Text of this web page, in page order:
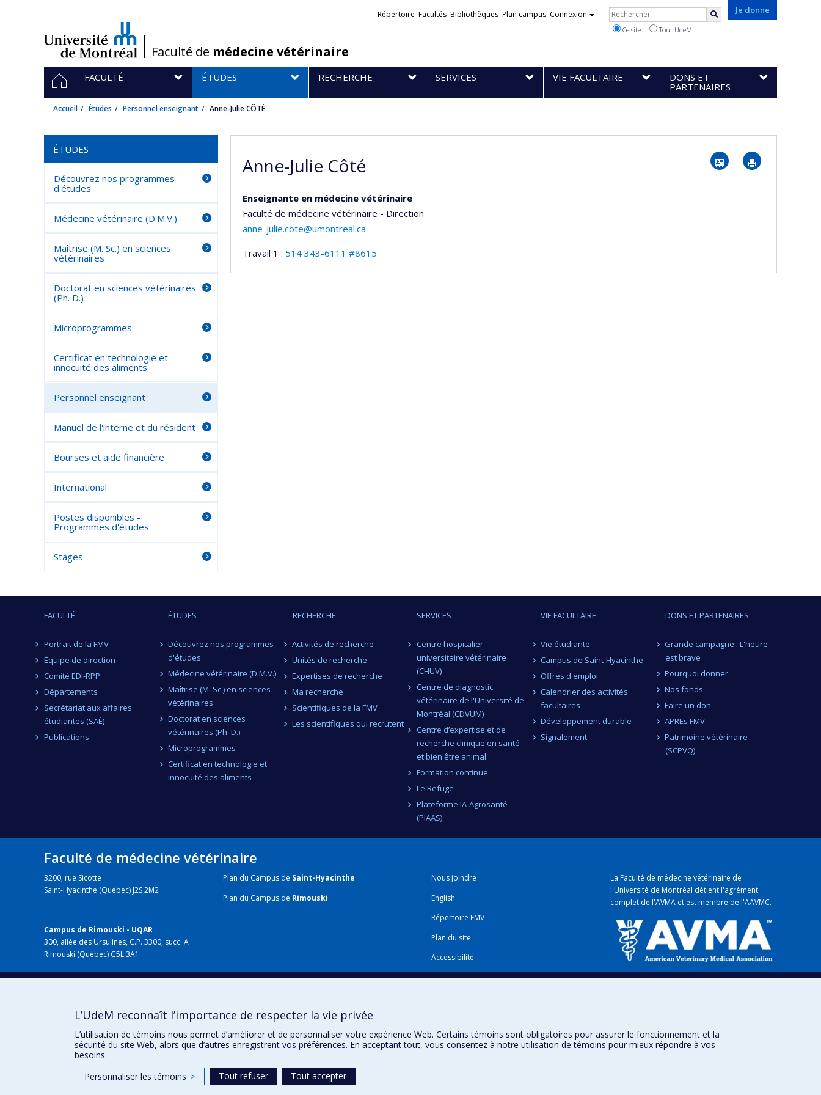
/Faculté de médecine vétérinaire
Je donne
Liens
Répertoire Facultés Bibliothèques Plan campus Connexion Rechercher
Ce site Tout UdeM
Navigation
principale
ACCUEIL
FACULTÉ ÉTUDES RECHERCHE SERVICES VIE FACULTAIRE
DONS ET
PARTENAIRES
Accueil Études Personnel enseignant Anne-Julie CÔTÉ
Anne-Julie Côté Vcard
Enseignante en médecine vétérinaire
Faculté de médecine vétérinaire - Direction
anne-julie.cote@umontreal.ca
Travail 1 : 514 343-6111 #8615
ÉTUDES
Découvrez nos programmes
d'études
Médecine vétérinaire (D.M.V.)
Maîtrise (M. Sc.) en sciences
vétérinaires
Doctorat en sciences vétérinaires
(Ph. D.)
Microprogrammes
Certificat en technologie et
innocuité des aliments
Personnel enseignant
Manuel de l'interne et du résident
Bourses et aide financière
International
Postes disponibles -
Programmes d'études
Stages
FACULTÉ
Portrait de la FMV
Équipe de direction
Comité EDI-RPP
Départements
Secrétariat aux affaires
étudiantes (SAÉ)
Publications
ÉTUDES
Découvrez nos programmes
d'études
Médecine vétérinaire (D.M.V.)
Maîtrise (M. Sc.) en sciences
vétérinaires
Doctorat en sciences
vétérinaires (Ph. D.)
Microprogrammes
Certificat en technologie et
innocuité des aliments
RECHERCHE
Activités de recherche
Unités de recherche
Expertises de recherche
Ma recherche
Scientifiques de la FMV
Les scientifiques qui recrutent
SERVICES
Centre hospitalier
universitaire vétérinaire
(CHUV)
Centre de diagnostic
vétérinaire de l'Université de
Montréal (CDVUM)
Centre d’expertise et de
recherche clinique en santé
et bien être animal
Formation continue
Le Refuge
Plateforme IA-Agrosanté
(PIAAS)
VIE FACULTAIRE
Vie étudiante
Campus de Saint-Hyacinthe
Offres d'emploi
Calendrier des activités
facultaires
Développement durable
Signalement
DONS ET PARTENAIRES
Grande campagne : L'heure
est brave
Pourquoi donner
Nos fonds
Faire un don
APREs FMV
Patrimoine vétérinaire
(SCPVQ)
Faculté de médecine vétérinaire
3200, rue Sicotte
Saint-Hyacinthe (Québec) J2S 2M2
Campus de Rimouski - UQAR
300, allée des Ursulines, C.P. 3300, succ. A
Rimouski (Québec) G5L 3A1
Plan du Campus de Saint-Hyacinthe
Plan du Campus de Rimouski
Nous joindre
English
Répertoire FMV
Plan du site
Accessibilité
Gabarits et image de marque
La Faculté de médecine vétérinaire de
l'Université de Montréal détientl'agrément
complet de l'AVMA et est membre de l'AAVMC.
L’UdeM reconnaît l’importance de respecter la vie privée
L’utilisation de témoins nous permet d’améliorer et de personnaliser votre expérience Web. Certains témoins sont obligatoires pour assurer le fonctionnement et la
sécurité du site Web, alors que d’autres enregistrent vos préférences. En acceptant tout, vous consentez à notre utilisation de témoins pour mieux répondre à vos
besoins.
Personnaliser les témoins > Tout refuser
Tout accepter